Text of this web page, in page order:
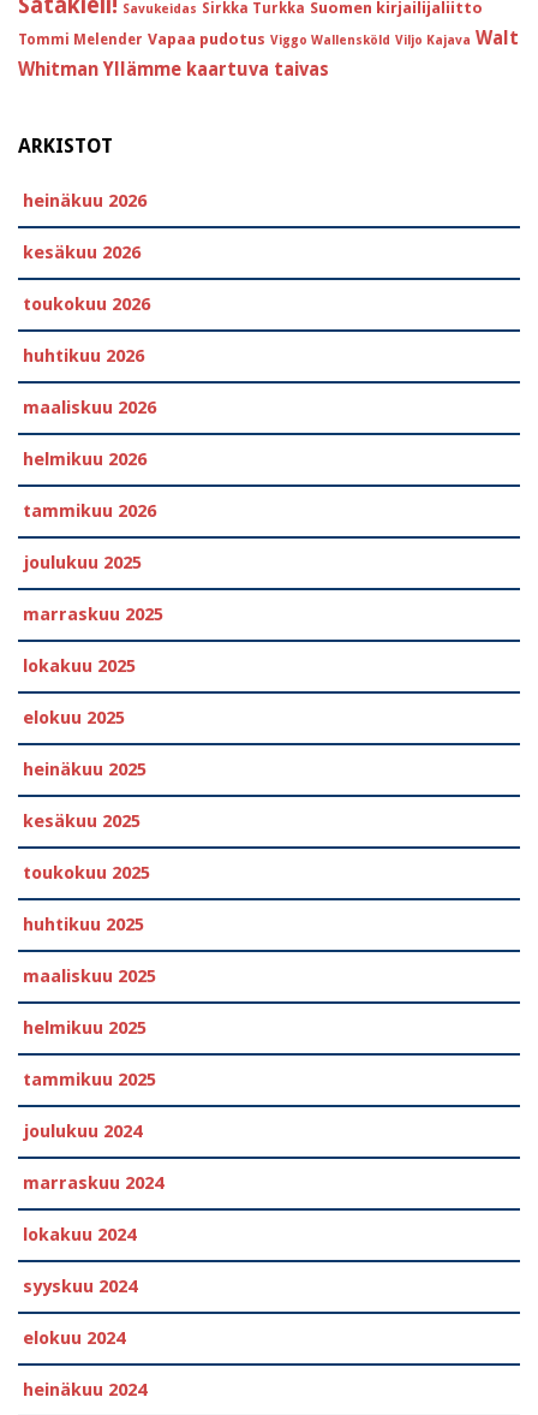
Satakieli! Savukeidas Sirkka Turkka Suomen kirjailijaliitto
Tommi Melender Vapaa pudotus Viggo Wallensköld Viljo Kajava Walt
Whitman Yllämme kaartuva taivas
ARKISTOT
heinäkuu 2026
kesäkuu 2026
toukokuu 2026
huhtikuu 2026
maaliskuu 2026
helmikuu 2026
tammikuu 2026
joulukuu 2025
marraskuu 2025
lokakuu 2025
elokuu 2025
heinäkuu 2025
kesäkuu 2025
toukokuu 2025
huhtikuu 2025
maaliskuu 2025
helmikuu 2025
tammikuu 2025
joulukuu 2024
marraskuu 2024
lokakuu 2024
syyskuu 2024
elokuu 2024
heinäkuu 2024